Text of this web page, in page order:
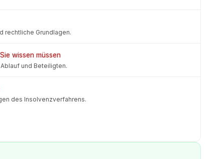
rechtliche Grundlagen.
wissen müssen
und Beteiligten.
des Insolvenzverfahrens.